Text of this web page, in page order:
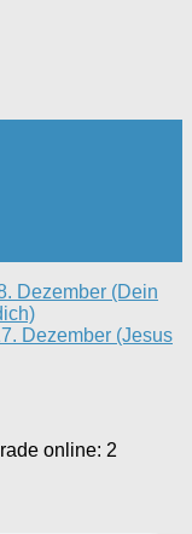
Dezember (Dein
Dezember (Jesus
online: 2